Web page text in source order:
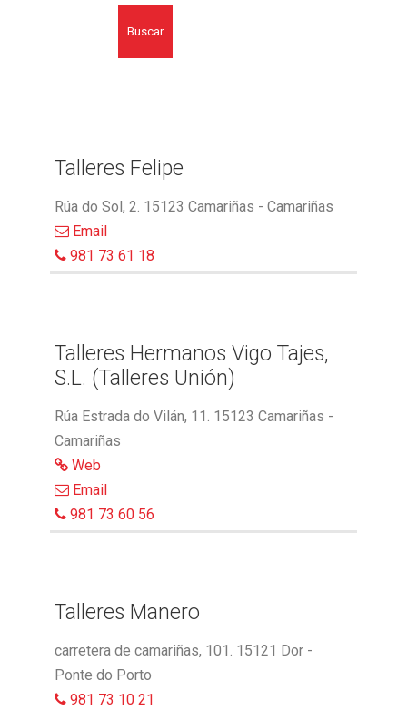
Buscar
Talleres Felipe
Rúa do Sol, 2. 15123 Camariñas - Camariñas
Email
981 73 61 18
Talleres Hermanos Vigo Tajes,
S.L. (Talleres Unión)
Rúa Estrada do Vilán, 11. 15123 Camariñas -
Camariñas
Web
Email
981 73 60 56
Talleres Manero
carretera de camariñas, 101. 15121 Dor -
Ponte do Porto
981 73 10 21